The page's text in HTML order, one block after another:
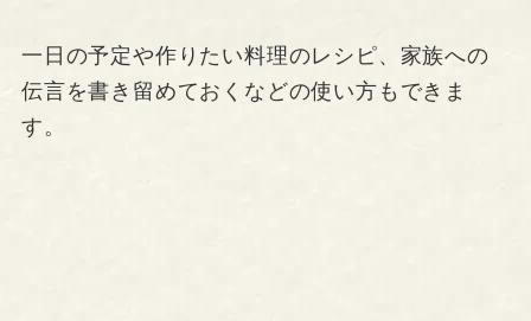
一日の予定や作りたい料理のレシピ、家族への
伝言を書き留めておくなどの使い方もできま
す。